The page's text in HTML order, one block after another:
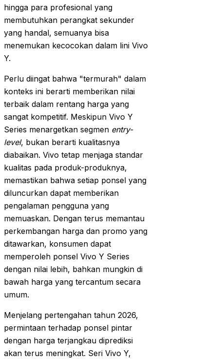
hingga para profesional yang
membutuhkan perangkat sekunder
yang handal, semuanya bisa
menemukan kecocokan dalam lini Vivo
Y.
Perlu diingat bahwa "termurah" dalam
konteks ini berarti memberikan nilai
terbaik dalam rentang harga yang
sangat kompetitif. Meskipun Vivo Y
Series menargetkan segmen entry-
level, bukan berarti kualitasnya
diabaikan. Vivo tetap menjaga standar
kualitas pada produk-produknya,
memastikan bahwa setiap ponsel yang
diluncurkan dapat memberikan
pengalaman pengguna yang
memuaskan. Dengan terus memantau
perkembangan harga dan promo yang
ditawarkan, konsumen dapat
memperoleh ponsel Vivo Y Series
dengan nilai lebih, bahkan mungkin di
bawah harga yang tercantum secara
umum.
Menjelang pertengahan tahun 2026,
permintaan terhadap ponsel pintar
dengan harga terjangkau diprediksi
akan terus meningkat. Seri Vivo Y,